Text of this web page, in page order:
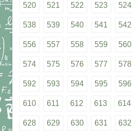
520 521 522 523 524
538 539 540 541 542
556 557 558 559 560
574 575 576 577 578
592 593 594 595 596
610 611 612 613 614
628 629 630 631 632